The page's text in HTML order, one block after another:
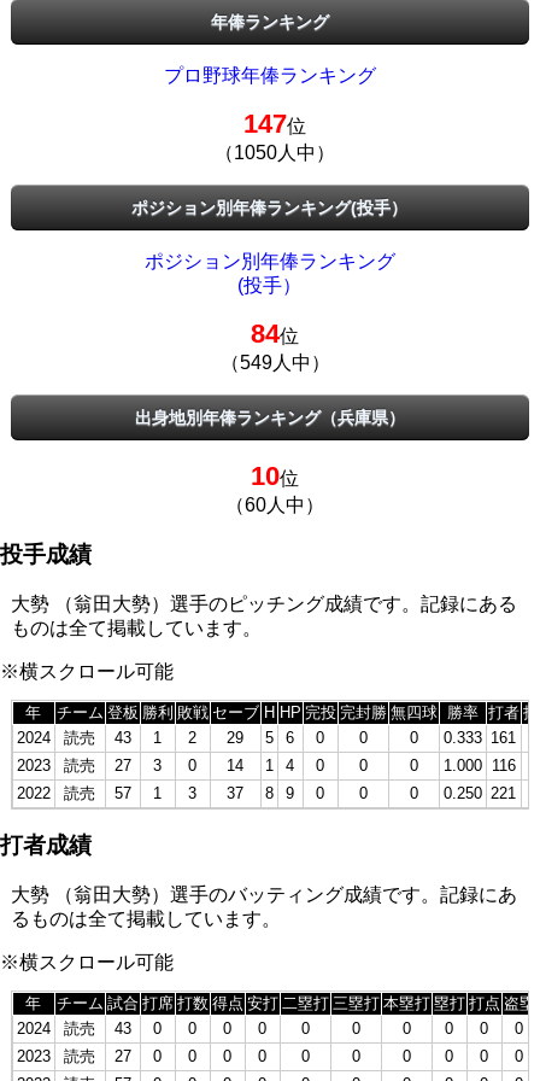
年俸ランキング
プロ野球年俸ランキング
147位
（1050人中）
ポジション別年俸ランキング(投手）
ポジション別年俸ランキング
(投手）
84位
（549人中）
出身地別年俸ランキング（兵庫県）
10位
（60人中）
投手成績
大勢 （翁田大勢）選手のピッチング成績です。記録にある
ものは全て掲載しています。
※横スクロール可能
年 チーム 登板 勝利 敗戦 セーブ H HP 完投 完封勝 無四球 勝率 打者
2024
読売 43 1 2 29 5 6 0 0 0 0.333 161
2023
読売 27 3 0 14 1 4 0 0 0 1.000 116
2022
読売 57 1 3 37 8 9 0 0 0 0.250 221
打者成績
大勢 （翁田大勢）選手のバッティング成績です。記録にあ
るものは全て掲載しています。
※横スクロール可能
年 チーム 試合 打席 打数 得点 安打 二塁打 三塁打 本塁打 塁打 打点 盗塁
2024
読売 43 0 0 0 0 0 0 0 0 0
0
2023
読売 27 0 0 0 0 0 0 0 0 0
0